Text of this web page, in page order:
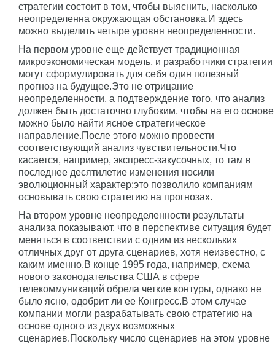
стратегии состоит в том, чтобы выяснить, насколько
неопределенна окружающая обстановка.И здесь
можно выделить четыре уровня неопределенности.
На первом уровне еще действует традиционная
микроэкономическая модель, и разработчики стратегии
могут сформулировать для себя один полезный
прогноз на будущее.Это не отрицание
неопределенности, а подтверждение того, что анализ
должен быть достаточно глубоким, чтобы на его основе
можно было найти ясное стратегическое
направление.После этого можно провести
соответствующий анализ чувствительности.Что
касается, например, экспресс-закусочных, то там в
последнее десятилетие изменения носили
эволюционный характер;это позволило компаниям
основывать свою стратегию на прогнозах.
На втором уровне неопределенности результаты
анализа показывают, что в перспективе ситуация будет
меняться в соответствии с одним из нескольких
отличных друг от друга сценариев, хотя неизвестно, с
каким именно.В конце 1995 года, например, схема
нового законодательства США в сфере
телекоммуникаций обрела четкие контуры, однако не
было ясно, одобрит ли ее Конгресс.В этом случае
компании могли разрабатывать свою стратегию на
основе одного из двух возможных
сценариев.Поскольку число сценариев на этом уровне